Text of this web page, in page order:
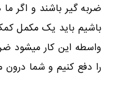
ضربه گیر باشند و اگر
باشیم باید یک مکمل
واسطه این کار میشود
را دفع کنیم و شما